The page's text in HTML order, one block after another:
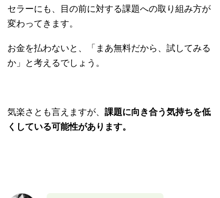
セラーにも、目の前に対する課題への取り組み方が
変わってきます。
お金を払わないと、「まあ無料だから、試してみる
か」と考えるでしょう。
気楽さとも言えますが、 課題に向き合う気持ちを低
くしている可能性があります。